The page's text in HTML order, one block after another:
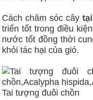
Cách chăm sóc cây
triển tốt trong điều
nước tốt đồng thời
khỏi tác hại của gió.
Tai tượng đuôi chồn